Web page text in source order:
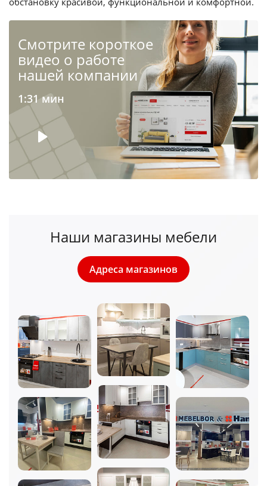
Cмотрите короткое
видео о работе
нашей компании
1:31 мин
Наши магазины мебели
Адреса магазинов